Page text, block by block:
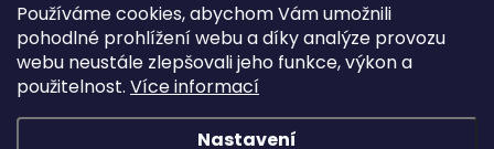
Používáme cookies, abychom Vám umožnili
pohodlné prohlížení webu a díky analýze provozu
webu neustále zlepšovali jeho funkce, výkon a
použitelnost. Více informací
Nastavení